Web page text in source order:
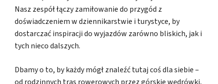
Nasz zespół łączy zamiłowanie do przygód z
doświadczeniem w dziennikarstwie i turystyce, by
dostarczać inspiracji do wyjazdów zarówno bliskich, jak i
tych nieco dalszych.
Dbamy o to, by każdy mógł znaleźć tutaj coś dla siebie –